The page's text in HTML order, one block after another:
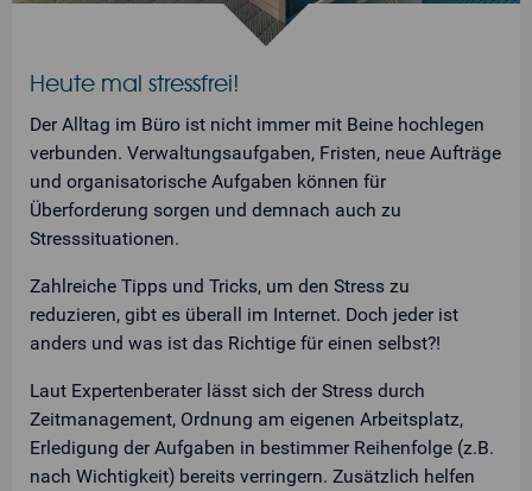
Heute mal stressfrei!
Der Alltag im Büro ist nicht immer mit Beine hochlegen
verbunden. Verwaltungsaufgaben, Fristen, neue Aufträge
und organisatorische Aufgaben können für
Überforderung sorgen und demnach auch zu
Stresssituationen.
Zahlreiche Tipps und Tricks, um den Stress zu
reduzieren, gibt es überall im Internet. Doch jeder ist
anders und was ist das Richtige für einen selbst?!
Laut Expertenberater lässt sich der Stress durch
Zeitmanagement, Ordnung am eigenen Arbeitsplatz,
Erledigung der Aufgaben in bestimmer Reihenfolge (z.B.
nach Wichtigkeit) bereits verringern. Zusätzlich helfen